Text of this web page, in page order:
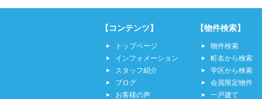
【コンテンツ】
トップページ
インフォメーション
スタッフ紹介
ブログ
お客様の声
【物件検索】
物件検索
町名から検索
学区から検索
会員限定物件
一戸建て